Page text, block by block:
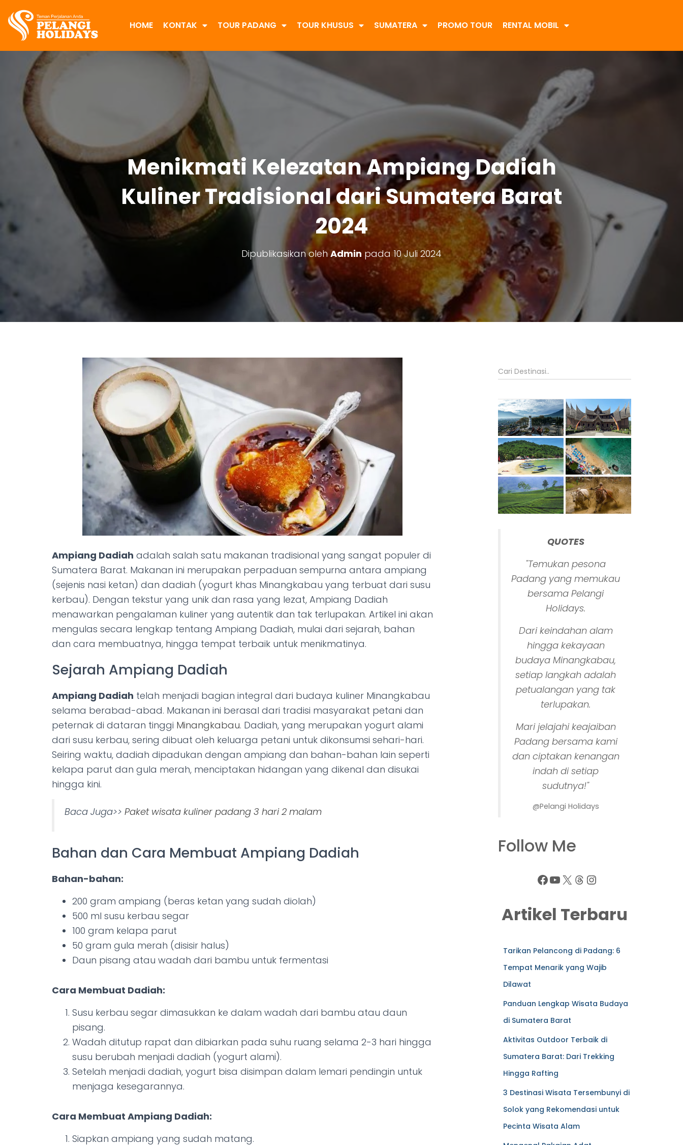
HOME KONTAK TOUR PADANG TOUR KHUSUS SUMATERA PROMO TOUR RENTAL MOBIL
Menikmati Kelezatan Ampiang Dadiah
Kuliner Tradisional dari Sumatera Barat
2024
Dipublikasikan olehAdmin pada10 Juli 2024
Ampiang Dadiah adalah salah satu makanan tradisional yang sangat populer di
Sumatera Barat. Makanan ini merupakan perpaduan sempurna antara ampiang
(sejenis nasi ketan) dan dadiah (yogurt khas Minangkabau yang terbuat dari susu
kerbau). Dengan tekstur yang unik dan rasa yang lezat, Ampiang Dadiah
menawarkan pengalaman kuliner yang autentik dan tak terlupakan. Artikel ini akan
mengulas secara lengkap tentang Ampiang Dadiah, mulai dari sejarah, bahan
dan cara membuatnya, hingga tempat terbaik untuk menikmatinya.
Sejarah Ampiang Dadiah
Ampiang Dadiah telah menjadi bagian integral dari budaya kuliner Minangkabau
selama berabad-abad. Makanan ini berasal dari tradisi masyarakat petani dan
peternak di dataran tinggi Minangkabau. Dadiah, yang merupakan yogurt alami
dari susu kerbau, sering dibuat oleh keluarga petani untuk dikonsumsi sehari-hari.
Seiring waktu, dadiah dipadukan dengan ampiang dan bahan-bahan lain seperti
kelapa parut dan gula merah, menciptakan hidangan yang dikenal dan disukai
hingga kini.
Baca Juga>> Paket wisata kuliner padang 3 hari 2 malam
Bahan dan Cara Membuat Ampiang Dadiah
Bahan-bahan:
200 gram ampiang (beras ketan yang sudah diolah)
500 ml susu kerbau segar
100 gram kelapa parut
50 gram gula merah (disisir halus)
Daun pisang atau wadah dari bambu untuk fermentasi
Cara Membuat Dadiah:
Susu kerbau segar dimasukkan ke dalam wadah dari bambu atau daun
pisang.
Wadah ditutup rapat dan dibiarkan pada suhu ruang selama 2-3 hari hingga
susu berubah menjadi dadiah (yogurt alami).
Setelah menjadi dadiah, yogurt bisa disimpan dalam lemari pendingin untuk
menjaga kesegarannya.
Cara Membuat Ampiang Dadiah:
Siapkan ampiang yang sudah matang.
QUOTES
"Temukan pesona
Padang yang memukau
bersama Pelangi
Holidays.
Dari keindahan alam
hingga kekayaan
budaya Minangkabau,
setiap langkah adalah
petualangan yang tak
terlupakan.
Mari jelajahi keajaiban
Padang bersama kami
dan ciptakan kenangan
indah di setiap
sudutnya!"
@Pelangi Holidays
Follow Me
Artikel Terbaru
Tarikan Pelancong di Padang: 6
Tempat Menarik yang Wajib
Dilawat
Panduan Lengkap Wisata Budaya
di Sumatera Barat
Aktivitas Outdoor Terbaik di
Sumatera Barat: Dari Trekking
Hingga Rafting
3 Destinasi Wisata Tersembunyi di
Solok yang Rekomendasi untuk
Pecinta Wisata Alam